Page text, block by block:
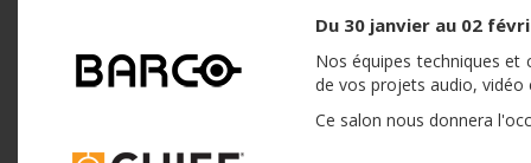
Du 30 janvier au 02
Nos équipes techniques et
de vos projets audio, vidéo
Ce salon nous donnera